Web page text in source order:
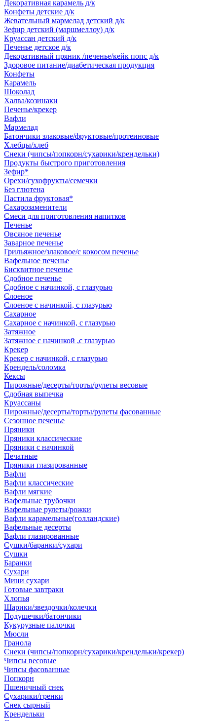
Декоративная карамель д/к
Конфеты детские д/к
Жевательный мармелад детский д/к
Зефир детский (маршмеллоу) д/к
Круассан детский д/к
Печенье детское д/к
Декоративный пряник /печенье/кейк попс д/к
Здоровое питание/диабетическая продукция
Конфеты
Карамель
Шоколад
Халва/козинаки
Печенье/крекер
Вафли
Мармелад
Батончики злаковые/фруктовые/протеиновые
Хлебцы/хлеб
Снеки (чипсы/попкорн/сухарики/крендельки)
Продукты быстрого приготовления
Зефир*
Орехи/сухофрукты/семечки
Без глютена
Пастила фруктовая*
Сахарозаменители
Смеси для приготовления напитков
Печенье
Овсяное печенье
Заварное печенье
Грильяжное/злаковое/с кокосом печенье
Вафельное печенье
Бисквитное печенье
Сдобное печенье
Сдобное с начинкой, с глазурью
Слоеное
Слоеное с начинкой, с глазурью
Сахарное
Сахарное с начинкой, с глазурью
Затяжное
Затяжное с начинкой ,с глазурью
Крекер
Крекер с начинкой, с глазурью
Крендель/соломка
Кексы
Пирожные/десерты/торты/рулеты весовые
Сдобная выпечка
Круассаны
Пирожные/десерты/торты/рулеты фасованные
Сезонное печенье
Пряники
Пряники классические
Пряники с начинкой
Печатные
Пряники глазированные
Вафли
Вафли классические
Вафли мягкие
Вафельные трубочки
Вафельные рулеты/рожки
Вафли карамельные(голландские)
Вафельные десерты
Вафли глазированные
Сушки/баранки/сухари
Сушки
Баранки
Сухари
Мини сухари
Готовые завтраки
Хлопья
Шарики/звездочки/колечки
Подушечки/батончики
Кукурузные палочки
Мюсли
Гранола
Снеки (чипсы/попкорн/сухарики/крендельки/крекер)
Чипсы весовые
Чипсы фасованные
Попкорн
Пшеничный снек
Сухарики/гренки
Снек сырный
Крендельки